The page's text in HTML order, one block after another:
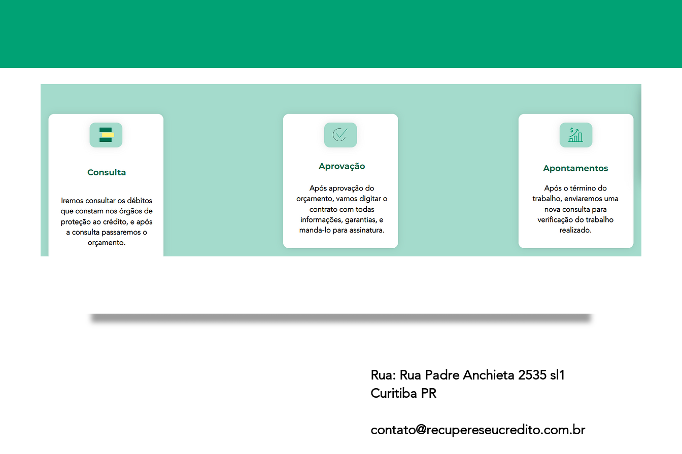
Rua: Rua Padre Anchieta 2535 sl1
Curitiba PR
contato@recupereseucredito.com.br